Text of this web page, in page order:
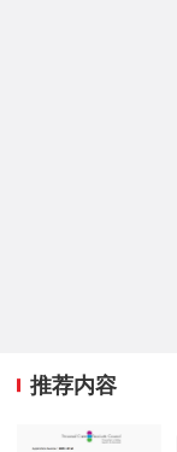
推荐内容